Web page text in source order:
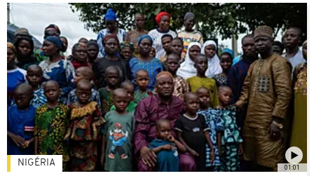
01:01
NIGÉRIA